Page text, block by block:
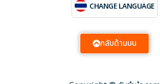
CHANGE LANGUAGE
กลับด้านบน